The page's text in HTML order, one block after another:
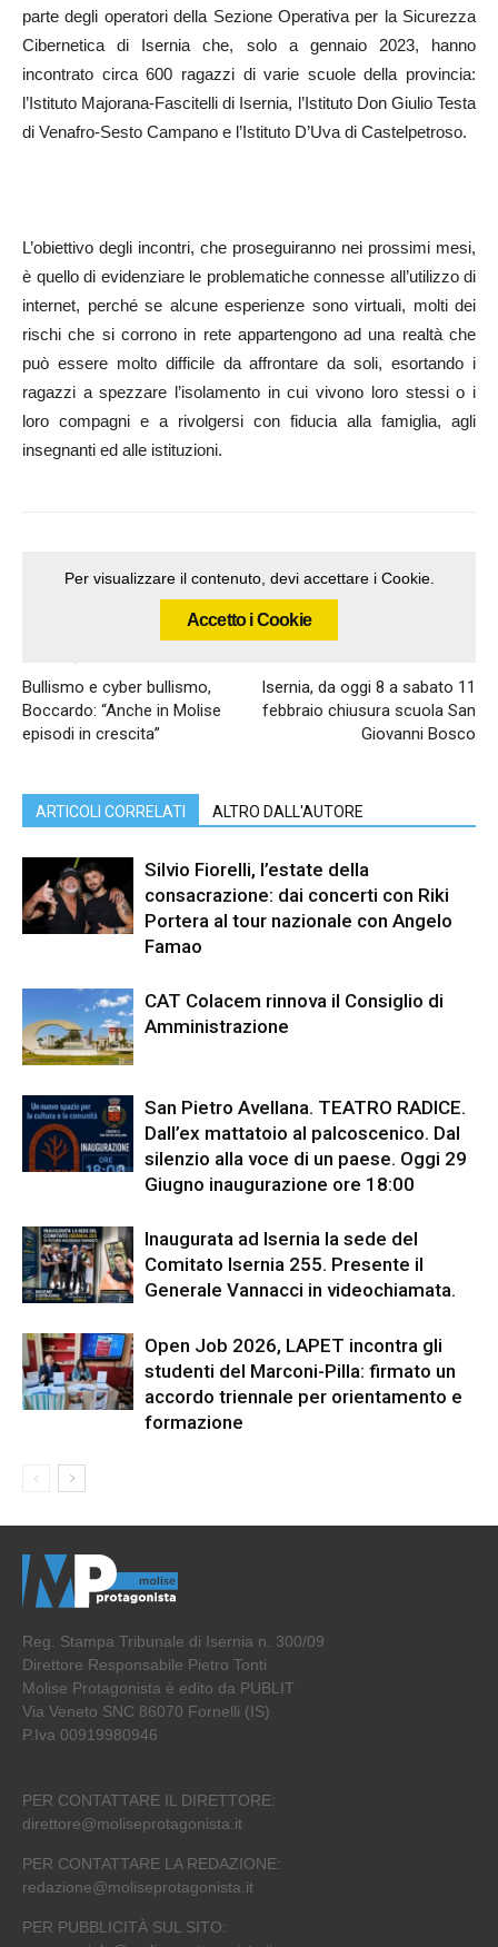
parte degli operatori della Sezione Operativa per la Sicurezza
Cibernetica di Isernia che, solo a gennaio 2023, hanno
incontrato circa 600 ragazzi di varie scuole della provincia:
l’Istituto Majorana-Fascitelli di Isernia, l’Istituto Don Giulio Testa
di Venafro-Sesto Campano e l’Istituto D’Uva di Castelpetroso.
L’obiettivo degli incontri, che proseguiranno nei prossimi mesi,
è quello di evidenziare le problematiche connesse all’utilizzo di
internet, perché se alcune esperienze sono virtuali, molti dei
rischi che si corrono in rete appartengono ad una realtà che
può essere molto difficile da affrontare da soli, esortando i
ragazzi a spezzare l’isolamento in cui vivono loro stessi o i
loro compagni e a rivolgersi con fiducia alla famiglia, agli
insegnanti ed alle istituzioni.
Per visualizzare il contenuto, devi accettare i Cookie.
Accetto i Cookie
Bullismo e cyber bullismo,
Boccardo: “Anche in Molise
episodi in crescita”
Isernia, da oggi 8 a sabato 11
febbraio chiusura scuola San
Giovanni Bosco
ARTICOLI CORRELATI ALTRO DALL'AUTORE
Silvio Fiorelli, l’estate della
consacrazione: dai concerti con Riki
Portera al tour nazionale con Angelo
Famao
CAT Colacem rinnova il Consiglio di
Amministrazione
San Pietro Avellana. TEATRO RADICE.
Dall’ex mattatoio al palcoscenico. Dal
silenzio alla voce di un paese. Oggi 29
Giugno inaugurazione ore 18:00
Inaugurata ad Isernia la sede del
Comitato Isernia 255. Presente il
Generale Vannacci in videochiamata.
Open Job 2026, LAPET incontra gli
studenti del Marconi-Pilla: firmato un
accordo triennale per orientamento e
formazione
Reg. Stampa Tribunale di Isernia n. 300/09
Direttore Responsabile Pietro Tonti
Molise Protagonista è edito da PUBLIT
Via Veneto SNC 86070 Fornelli (IS)
P.Iva 00919980946
PER CONTATTARE IL DIRETTORE:
direttore@moliseprotagonista.it
PER CONTATTARE LA REDAZIONE:
redazione@moliseprotagonista.it
PER PUBBLICITÀ SUL SITO: